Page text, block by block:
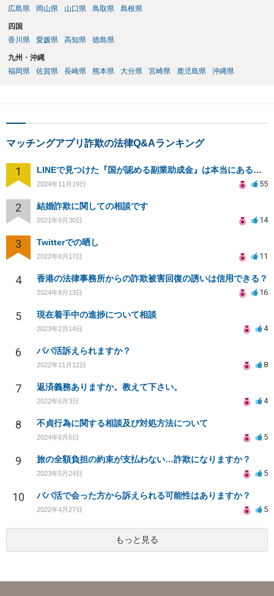
広島県
岡山県 山口県 鳥取県 島根県
四国
香川県
愛媛県 高知県 徳島県
九州・沖縄
福岡県
佐賀県 長崎県 熊本県 大分県 宮崎県 鹿児島県 沖縄県
マッチングアプリ詐欺の法律Q&Aランキング
1 LINEで見つけた『国が認める副業助成金』は本当にあるのですか？今それで訴えられそうでどうすれば？
2024年11月19日 55
2 結婚詐欺に関しての相談です
2021年9月30日 14
3 Twitterでの晒し
2022年8月17日 11
4 香港の法律事務所からの詐欺被害回復の誘いは信用できる？
2024年8月13日 16
5 現在着手中の進捗について相談
2023年2月14日 4
6 パパ活訴えられますか？
2022年11月12日 8
7 返済義務ありますか。教えて下さい。
2022年6月3日 4
8 不貞行為に関する相談及び対処方法について
2024年6月5日 5
9 旅の全額負担の約束が支払わない…詐欺になりますか？
2023年5月24日 5
10 パパ活で会った方から訴えられる可能性はありますか？
2022年4月27日 5
もっと見る